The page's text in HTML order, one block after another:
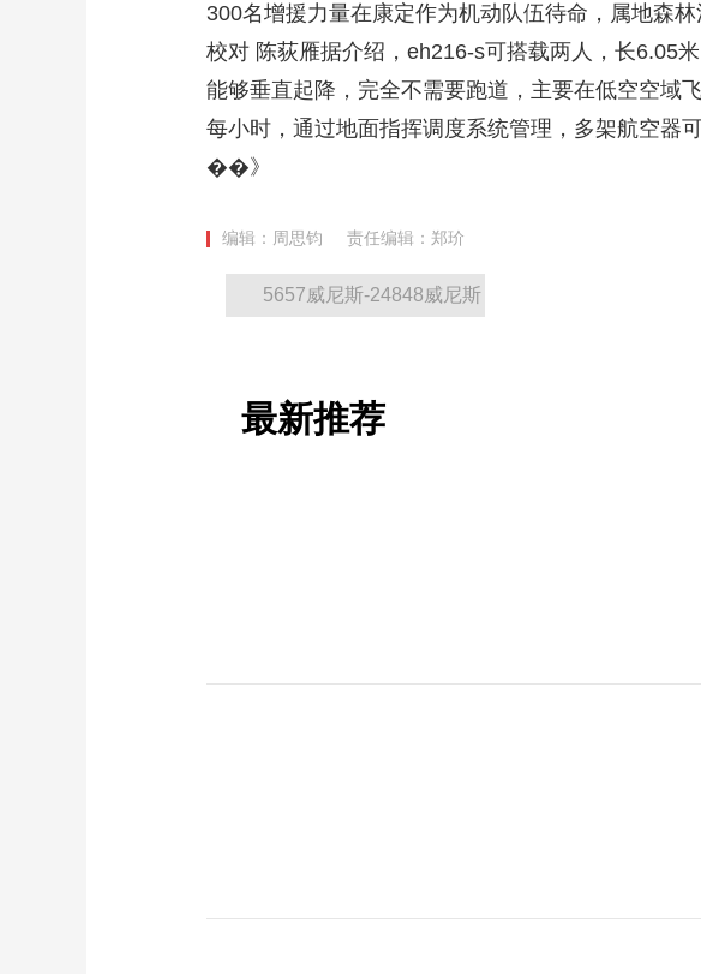
300名增援力量在康定作为机动队伍待命，属地森
校对 陈荻雁据介绍，eh216-s可搭载两人，长6.05
能够垂直起降，完全不需要跑道，主要在低空空域
每小时，通过地面指挥调度系统管理，多架
��》
编辑：周思钧 责任编辑：郑玠
5657威尼斯-24848威尼斯
最新推荐